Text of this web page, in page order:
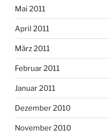
Mai 2011
April 2011
März 2011
Februar 2011
Januar 2011
Dezember 2010
November 2010